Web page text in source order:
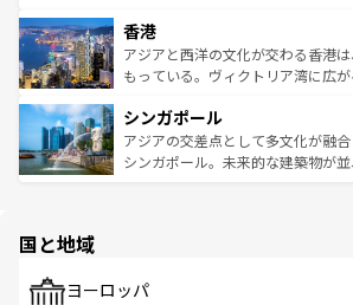
とつ。フォーやバインミー、ベトナ
ひ現地で味わいたい。どの地域を
が旅行者を迎えてくれるので、き
参照してほしい。
の活気が交差している。北部ではチ
帯で自然と触れ合い、南部ではプ
いビーチでリゾート気分を楽しむ
激する。気候は一年中温暖で、どの
が待っている。親しみやすいタイ
た文化、そして多様な観光資源が
香港
アジアと西洋の文化が交わる香港
もっている。ヴィクトリア湾に広
み、どこを訪れても感動するはず。
ており、効率よく見どころを回れ
うな絶景から文化的な体験まで、
シンガポール
アジアの交差点として多文化が融
シンガポール。未来的な建築物が
で、ホーカーズは地元の風情を楽し
国と地域
ヨーロッパ